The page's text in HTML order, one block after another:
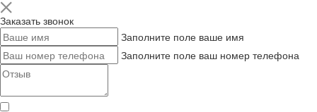
Заказать звонок
Заполните поле ваше имя
Заполните поле ваш номер телефона